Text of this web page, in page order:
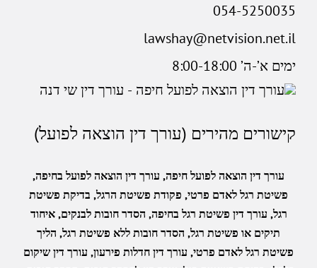
054-5250035
lawshay@netvision.net.il
ימים א’-ה’ 8:00-18:00
קישורים מהירים (עורך דין הוצאה לפועל)
עורך דין הוצאה לפועל חיפה, עורך דין הוצאה לפועל בחיפה,
פשיטת רגל לאדם פרטי, פקודת פשיטת הרגל, בדיקת פשיטת
רגל, עורך דין פשיטת רגל בחיפה, הסדר חובות לבנקים,איחוד
תיקים או פשיטת רגל, הסדר חובות ללא פשיטת רגל, הליך
פשיטת רגל לאדם פרטי, עורך דין חדלות פירעון, עורך דין שיקום